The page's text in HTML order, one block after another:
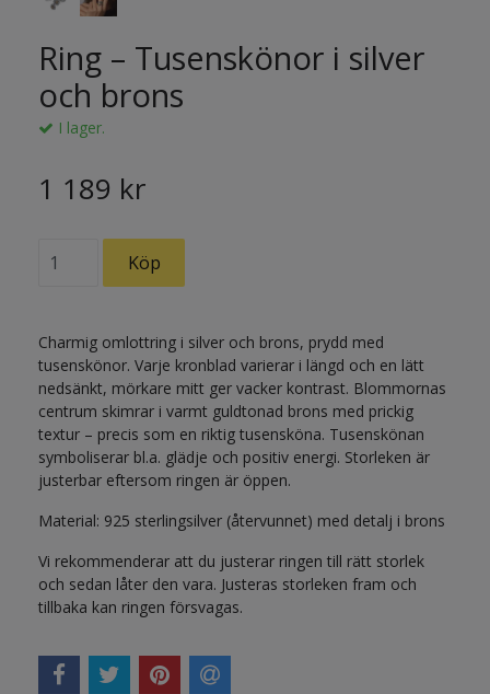
Ring – Tusenskönor i silver
och brons
I lager.
1 189 kr
Charmig omlottring i silver och brons, prydd med
tusenskönor. Varje kronblad varierar i längd och en lätt
nedsänkt, mörkare mitt ger vacker kontrast. Blommornas
centrum skimrar i varmt guldtonad brons med prickig
textur – precis som en riktig tusensköna. Tusenskönan
symboliserar bl.a. glädje och positiv energi. Storleken är
justerbar eftersom ringen är öppen.
Material: 925 sterlingsilver (återvunnet) med detalj i brons
Vi rekommenderar att du justerar ringen till rätt storlek
och sedan låter den vara. Justeras storleken fram och
tillbaka kan ringen försvagas.